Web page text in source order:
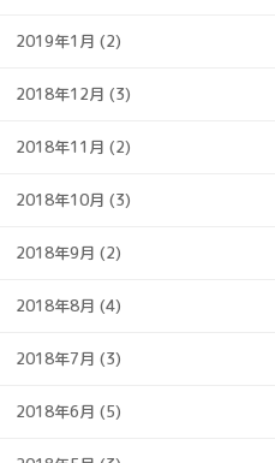
2019年1月 (2)
2018年12月 (3)
2018年11月 (2)
2018年10月 (3)
2018年9月 (2)
2018年8月 (4)
2018年7月 (3)
2018年6月 (5)